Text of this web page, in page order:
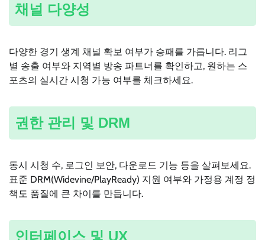
채널 다양성
다양한 경기 생계 채널 확보 여부가 승패를 가릅니다. 리그
별 송출 여부와 지역별 방송 파트너를 확인하고, 원하는 스
포츠의 실시간 시청 가능 여부를 체크하세요.
권한 관리 및 DRM
동시 시청 수, 로그인 보안, 다운로드 기능 등을 살펴보세요.
표준 DRM(Widevine/PlayReady) 지원 여부와 가정용 계정 정
책도 품질에 큰 차이를 만듭니다.
인터페이스 및 UX